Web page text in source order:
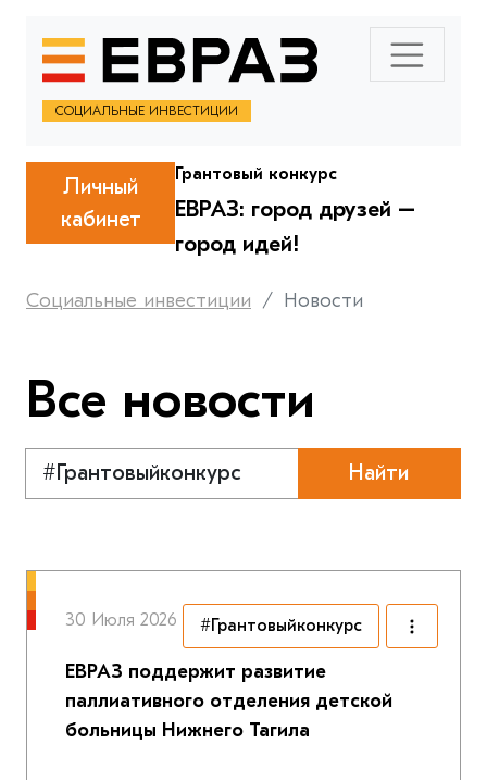
СОЦИАЛЬНЫЕ ИНВЕСТИЦИИ
Личный
кабинет
Грантовый конкурс
ЕВРАЗ: город друзей –
город идей!
Социальные инвестиции Новости
Все новости
Найти
30 Июля 2026
ЕВРАЗ поддержит развитие
паллиативного отделения детской
больницы Нижнего Тагила
#Грантовыйконкурс